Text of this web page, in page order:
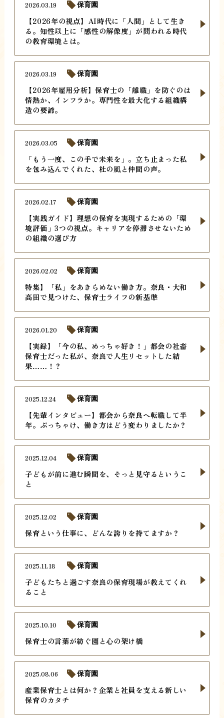
【2026年の視点】AI時代に「人間」として生き
る。知性以上に「感性の解像度」が問われる時代
の教育環境とは。
2026.03.19 保育園
【2026年雇用分析】保育士の「離職」を防ぐのは
情熱か、インフラか。専門性を最大化する組織構
造の要諦。
2026.03.19 保育園
「もう一度、この手で未来を」。立ち止まった私
を包み込んでくれた、杜の風と仲間の声。
2026.03.05 保育園
【実践ガイド】理想の保育を実現するための「環
境評価」3つの視点。キャリアを停滞させないため
の組織の選び方
2026.02.17 保育園
特集】「私」をあきらめない働き方。奈良・大和
高田で見つけた、保育士ライフの新基準
2026.02.02 保育園
【実録】「今の私、めっちゃ好き！」都会の社畜
保育士だった私が、奈良で人生リセットした結
果……！？
2026.01.20 保育園
【先輩インタビュー】都会から奈良へ転職して半
年。ぶっちゃけ、働き方はどう変わりましたか？
2025.12.24 保育園
子どもが前に進む瞬間を、そっと見守るというこ
と
2025.12.04 保育園
保育という仕事に、どんな誇りを持てますか？
2025.12.02 保育園
子どもたちと過ごす奈良の保育現場が教えてくれ
ること
2025.11.18 保育園
保育士の言葉が紡ぐ園と心の架け橋
2025.10.10 保育園
産業保育士とは何か？企業と社員を支える新しい
保育のカタチ
2025.08.06 保育園